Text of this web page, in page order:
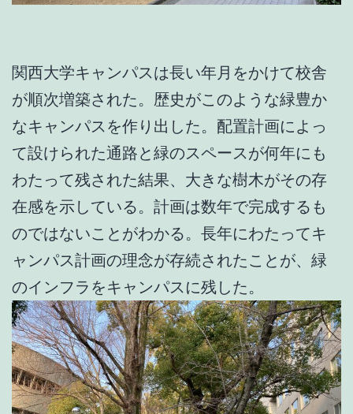
関西大学キャンパスは長い年月をかけて校舎
が順次増築された。歴史がこのような緑豊か
なキャンパスを作り出した。配置計画によっ
て設けられた通路と緑のスペースが何年にも
わたって残された結果、大きな樹木がその存
在感を示している。計画は数年で完成するも
のではないことがわかる。長年にわたってキ
ャンパス計画の理念が存続されたことが、緑
のインフラをキャンパスに残した。